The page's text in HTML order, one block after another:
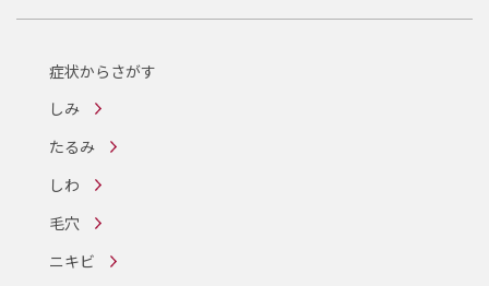
症状からさがす
しみ
たるみ
しわ
毛穴
ニキビ